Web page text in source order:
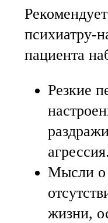
психиатру-
пациента
Резкие
агрессия.
Мысли о
жизни,